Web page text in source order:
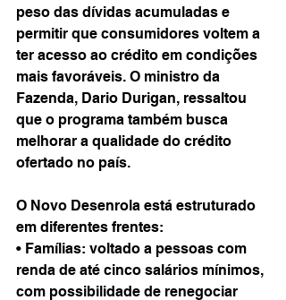
peso das dívidas acumuladas e
permitir que consumidores voltem a
ter acesso ao crédito em condições
mais favoráveis. O ministro da
Fazenda, Dario Durigan, ressaltou
que o programa também busca
melhorar a qualidade do crédito
ofertado no país.
O Novo Desenrola está estruturado
em diferentes frentes:
• Famílias: voltado a pessoas com
renda de até cinco salários mínimos,
com possibilidade de renegociar